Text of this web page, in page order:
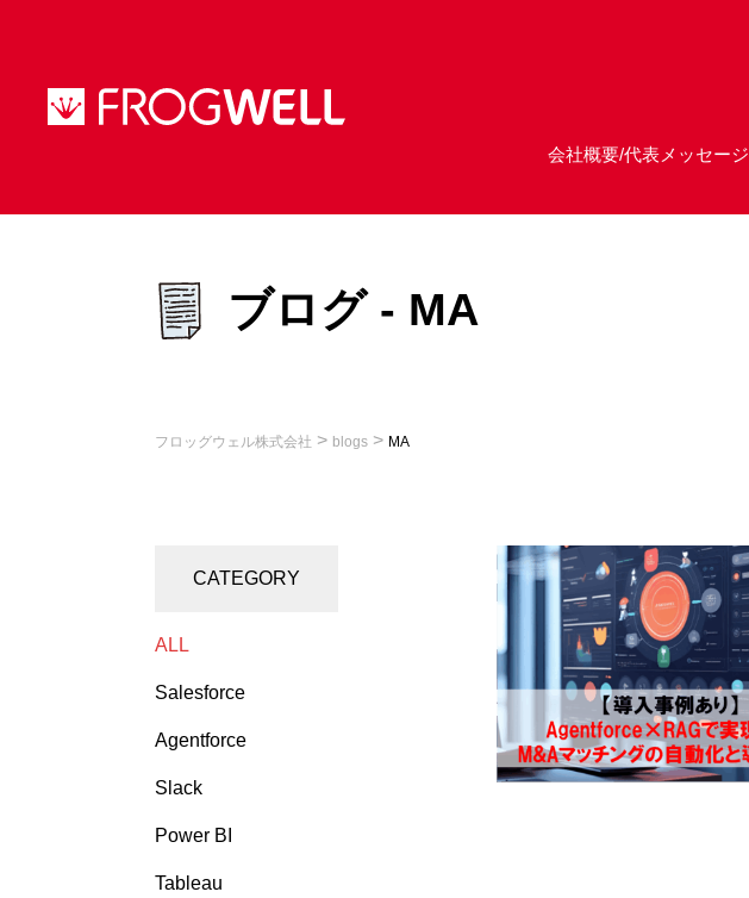
会社概要/代表メッセージ
ブログ - MA
フロッグウェル株式会社 > blogs > MA
CATEGORY
ALL
Salesforce
Agentforce
Slack
Power BI
Tableau